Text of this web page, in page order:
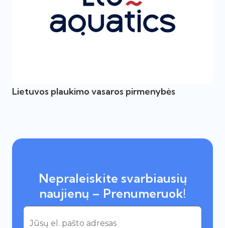
Lietuvos plaukimo vasaros pirmenybės
Nepraleiskite svarbiausių
naujienų – Prenumeruok!